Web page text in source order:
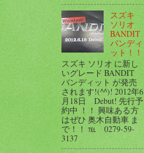
スズキ
ソリオ
BANDIT
バンディ
ット！！
スズキ ソリオ に新し
いグレード BANDIT
バンディット が発売
されます!(^^)! 2012年6
月18日 Debut! 先行予
約中 ！！ 興味ある方
はぜひ 奥木自動車 ま
で！！ ℡ 0279-59-
3137